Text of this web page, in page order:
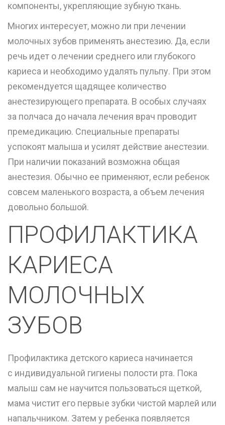
компоненты, укрепляющие зубную ткань.
Многих интересует, можно ли при лечении
молочных зубов применять анестезию. Да, если
речь идет о лечении среднего или глубокого
кариеса и необходимо удалять пульпу. При этом
рекомендуется щадящее количество
анестезирующего препарата. В особых случаях
за полчаса до начала лечения врач проводит
премедикацию. Специальные препараты
успокоят малыша и усилят действие анестезии.
При наличии показаний возможна общая
анестезия. Обычно ее применяют, если ребенок
совсем маленького возраста, а объем лечения
довольно большой.
ПРОФИЛАКТИКА
КАРИЕСА
МОЛОЧНЫХ
ЗУБОВ
Профилактика детского кариеса начинается
с индивидуальной гигиены полости рта. Пока
малыш сам не научится пользоваться щеткой,
мама чистит его первые зубки чистой марлей или
напальчником. Затем у ребенка появляется